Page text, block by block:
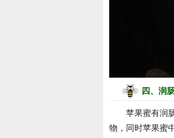
四、润
苹果蜜有润
物，同时苹果蜜